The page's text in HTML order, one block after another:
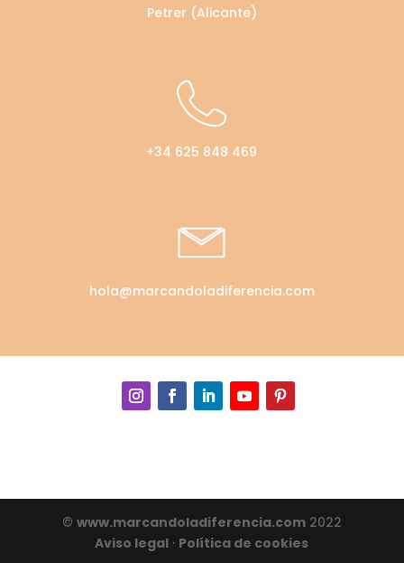
Petrer (Alicante)
+34 625 848 469
hola@marcandoladiferencia.com
© www.marcandoladiferencia.com2022
Aviso legal · Política de cookies